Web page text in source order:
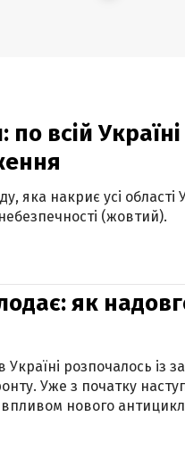
всій
яка накриє усі області
(жовтий).
як
розпочалось із
Уже з початку
впливом нового